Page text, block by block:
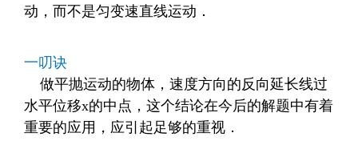
动，而不是匀变速直线运动．
一叨诀
做平抛运动的物体，速度方向的反向延长线过
水平位移x的中点，这个结论在今后的解题中有着
重要的应用，应引起足够的重视．